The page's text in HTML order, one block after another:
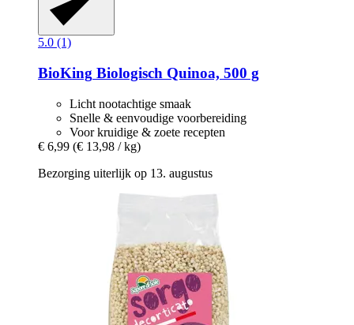
5.0 (1)
BioKing Biologisch Quinoa, 500 g
Licht nootachtige smaak
Snelle & eenvoudige voorbereiding
Voor kruidige & zoete recepten
€ 6,99 (€ 13,98 / kg)
Bezorging uiterlijk op 13. augustus